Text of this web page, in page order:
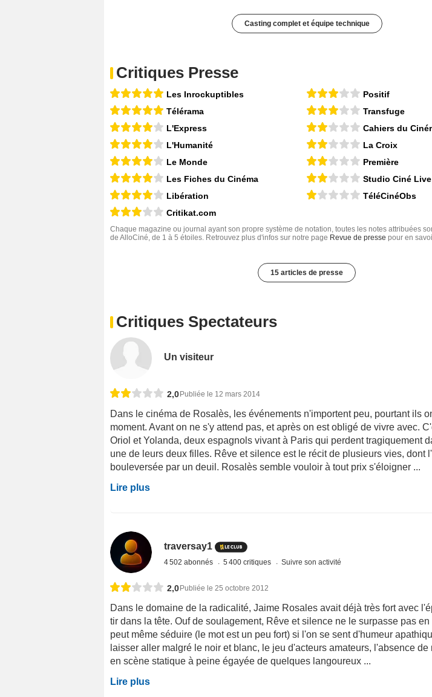
Casting complet et équipe technique
Critiques Presse
Les Inrockuptibles
Télérama
L'Express
L'Humanité
Le Monde
Les Fiches du Cinéma
Libération
Critikat.com
Positif
Transfuge
Cahiers du
La Croix
Première
Studio Ciné Live
TéléCinéObs
Chaque magazine ou journal ayant son propre système de notation, toutes les notes attribuées
de AlloCiné, de 1 à 5 étoiles. Retrouvez plus d'infos sur notre page Revue de presse pour en
15 articles de presse
Critiques Spectateurs
Un visiteur
2,0Publiée le 12 mars 2014
Dans le cinéma de Rosalès, les événements n'importent peu, pourtant ils
moment. Avant on ne s'y attend pas, et après on est obligé de vivre avec.
Oriol et Yolanda, deux espagnols vivant à Paris qui perdent tragiquement
une de leurs deux filles. Rêve et silence est le récit de plusieurs vies, dont
bouleversée par un deuil. Rosalès semble vouloir à tout prix s'éloigner ...
Lire plus
traversay1
4 502 abonnés 5 400 critiques Suivre son activité
2,0Publiée le 25 octobre 2012
Dans le domaine de la radicalité, Jaime Rosales avait déjà très fort avec
tir dans la tête. Ouf de soulagement, Rêve et silence ne le surpasse pas en
peut même séduire (le mot est un peu fort) si l'on se sent d'humeur
laisser aller malgré le noir et blanc, le jeu d'acteurs amateurs, l'absence
en scène statique à peine égayée de quelques langoureux ...
Lire plus